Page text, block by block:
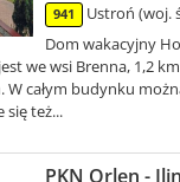
941
Ustroń (woj.
Dom wakacyjny
we wsi Brenna, 1,2
W całym budynku
się też...
PKN Orlen -